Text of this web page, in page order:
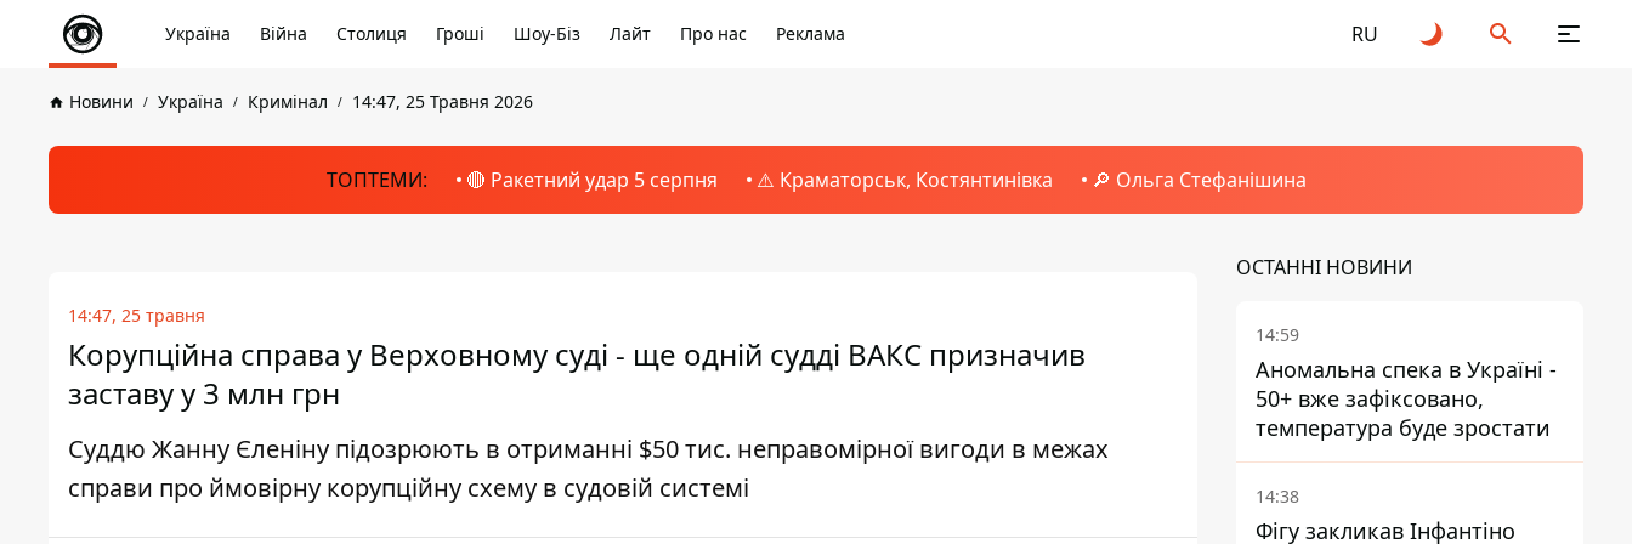
Україна Війна Столиця Гроші Шоу-Біз Лайт Про нас Реклама RU
Новини Україна Кримінал 14:47, 25 Травня 2026
ТОПТЕМИ: 🔴 Ракетний удар 5 серпня ⚠️ Краматорськ, Костянтинівка 🔎 Ольга Стефанішина
14:47, 25 травня
Корупційна справа у Верховному суді - ще одній судді ВАКС призначив
заставу у 3 млн грн
Суддю Жанну Єленіну підозрюють в отриманні $50 тис. неправомірної вигоди в межах
справи про ймовірну корупційну схему в судовій системі
ОСТАННІ НОВИНИ
14:59
Аномальна спека в Україні -
50+ вже зафіксовано,
температура буде зростати
14:38
Фігу закликав Інфантіно